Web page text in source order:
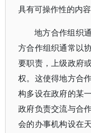
具有可操作性的内容
地方合作组织
方合作组织通常以
要职责，上级政府
权。这使得地方合
构多设在政府的某
政府负责交流与合
会的办事机构设在